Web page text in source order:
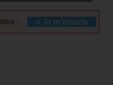
: » Je m'inscris